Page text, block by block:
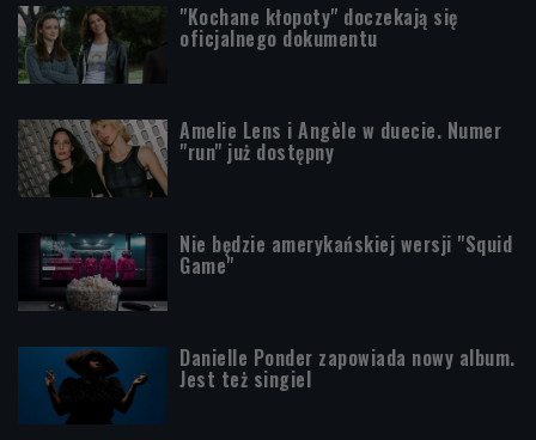
"Kochane kłopoty" doczekają się
oficjalnego dokumentu
Amelie Lens i Angèle w duecie. Numer
"run" już dostępny
Nie będzie amerykańskiej wersji "Squid
Game"
Danielle Ponder zapowiada nowy album.
Jest też singiel